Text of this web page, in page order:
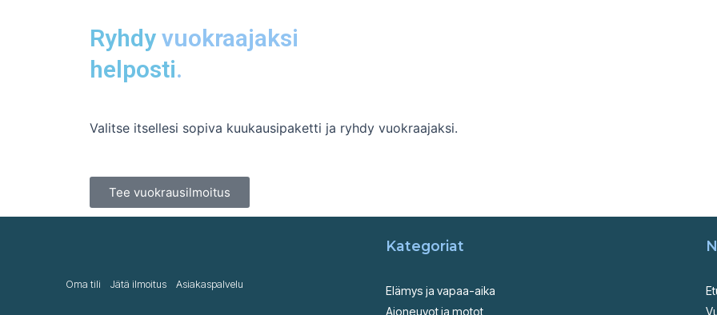
Ryhdy vuokraajaksi
helposti.
Valitse itsellesi sopiva kuukausipaketti ja ryhdy vuokraajaksi.
Tee vuokrausilmoitus
Oma tili Jätä ilmoitus Asiakaspalvelu
Kategoriat
Elämys ja vapaa-aika
Ajoneuvot ja motot